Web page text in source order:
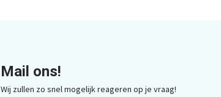
Mail ons!
Wij zullen zo snel mogelijk reageren op je vraag!